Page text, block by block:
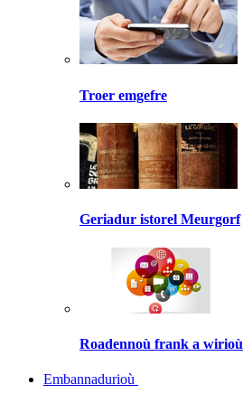
Troer emgefre
Geriadur istorel Meurgorf
Roadennoù frank a wirioù
Embannadurioù